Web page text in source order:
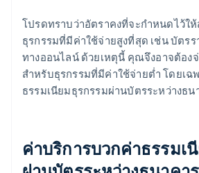
โปรดทราบว่าอัตราคงที่จะกำหนดไว้ใ
ธุรกรรมที่มีค่าใช้จ่ายสูงที่สุด เช่น บัตรร
ทางออนไลน์ ด้วยเหตุนี้ คุณจึงอาจต้อง
สำหรับธุรกรรมที่มีค่าใช้จ่ายต่ำ โดยเฉ
ธรรมเนียมธุรกรรมผ่านบัตรระหว่างธ
ค่าบริการบวกค่าธรรมเ